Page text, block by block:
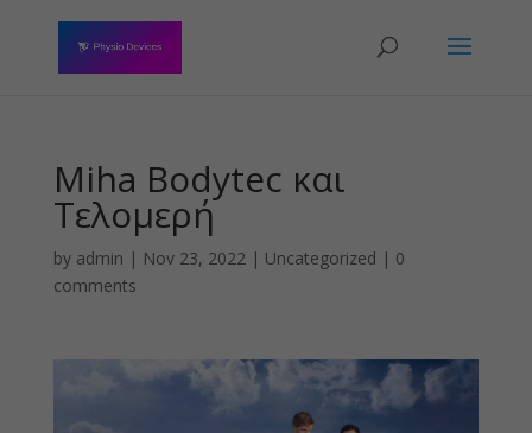
Miha Bodytec και
Τελομερή
by admin | Nov 23, 2022| Uncategorized | 0
comments